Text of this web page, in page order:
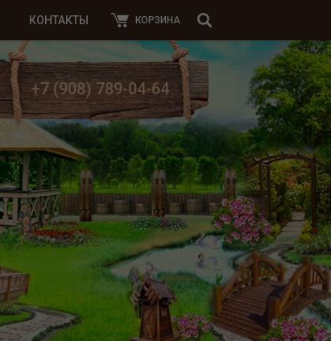
КОРЗИНА
КОНТАКТЫ
+7 (908) 789-04-64